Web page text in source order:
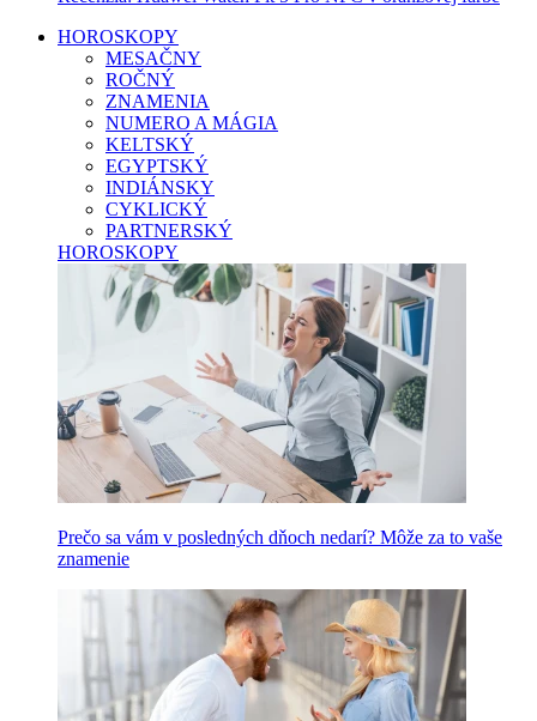
HOROSKOPY
MESAČNY
ROČNÝ
ZNAMENIA
NUMERO A MÁGIA
KELTSKÝ
EGYPTSKÝ
INDIÁNSKY
CYKLICKÝ
PARTNERSKÝ
HOROSKOPY
Prečo sa vám v posledných dňoch nedarí? Môže za to vaše
znamenie